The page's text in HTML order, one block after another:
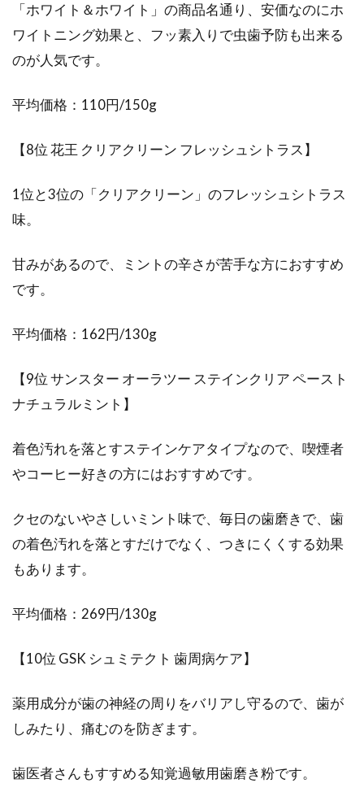
「ホワイト＆ホワイト」の商品名通り、安価なのにホ
ワイトニング効果と、フッ素入りで虫歯予防も出来る
のが人気です。
平均価格：110円/150g
【8位 花王 クリアクリーン フレッシュシトラス】
1位と3位の「クリアクリーン」のフレッシュシトラス
味。
甘みがあるので、ミントの辛さが苦手な方におすすめ
です。
平均価格：162円/130g
【9位 サンスター オーラツー ステインクリア ペースト
ナチュラルミント】
着色汚れを落とすステインケアタイプなので、喫煙者
やコーヒー好きの方にはおすすめです。
クセのないやさしいミント味で、毎日の歯磨きで、歯
の着色汚れを落とすだけでなく、つきにくくする効果
もあります。
平均価格：269円/130g
【10位 GSK シュミテクト 歯周病ケア】
薬用成分が歯の神経の周りをバリアし守るので、歯が
しみたり、痛むのを防ぎます。
歯医者さんもすすめる知覚過敏用歯磨き粉です。